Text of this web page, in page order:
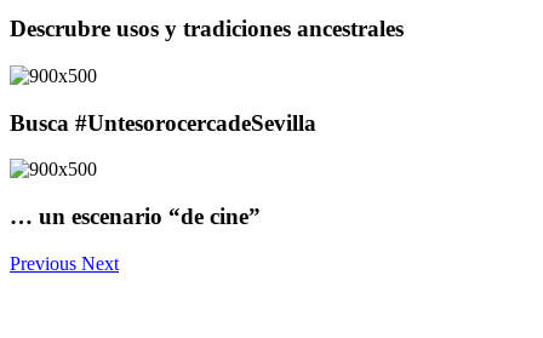
Descrubre usos y tradiciones ancestrales
Busca #UntesorocercadeSevilla
… un escenario “de cine”
Previous Next